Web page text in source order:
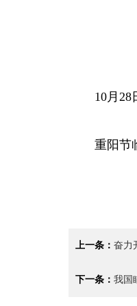
10月28日
重阳节临
上一条： 奋力
下一条： 我国